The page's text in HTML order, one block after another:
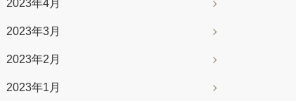
2023年4月
2023年3月
2023年2月
2023年1月